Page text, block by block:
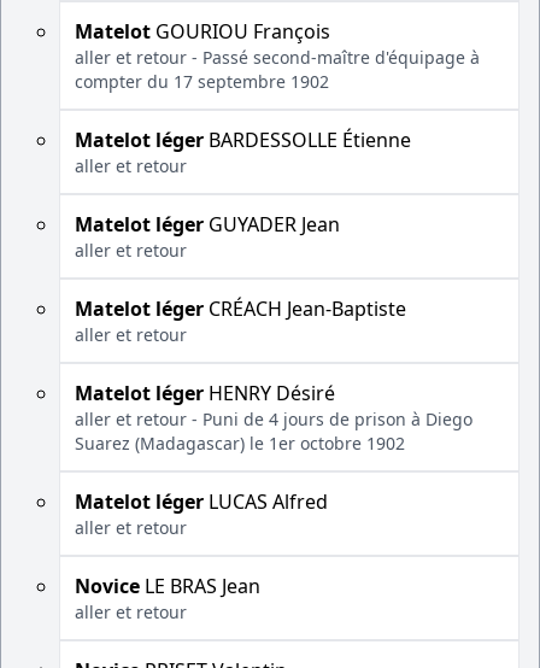
Matelot GOURIOU François
aller et retour - Passé second-maître d'équipage à
compter du 17 septembre 1902
Matelot léger BARDESSOLLE Étienne
aller et retour
Matelot léger GUYADER Jean
aller et retour
Matelot léger CRÉACH Jean-Baptiste
aller et retour
Matelot léger HENRY Désiré
aller et retour - Puni de 4 jours de prison à Diego
Suarez (Madagascar) le 1er octobre 1902
Matelot léger LUCAS Alfred
aller et retour
Novice LE BRAS Jean
aller et retour